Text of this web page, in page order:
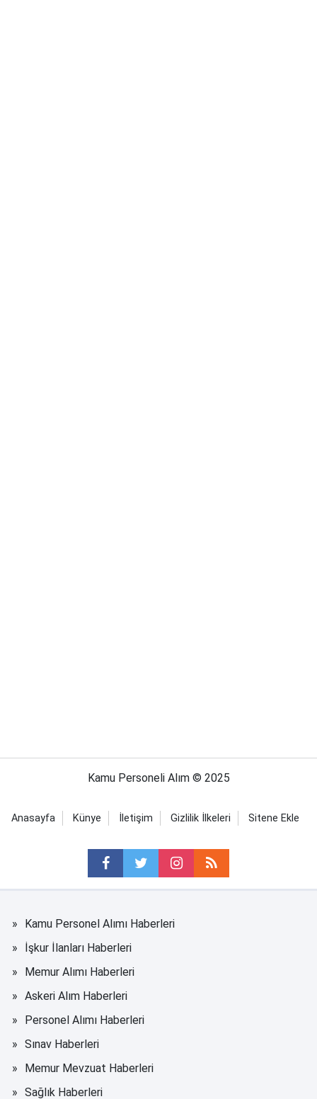
Kamu Personeli Alım © 2025
Anasayfa Künye İletişim Gizlilik İlkeleri Sitene Ekle
Kamu Personel Alımı Haberleri
İşkur İlanları Haberleri
Memur Alımı Haberleri
Askeri Alım Haberleri
Personel Alımı Haberleri
Sınav Haberleri
Memur Mevzuat Haberleri
Sağlık Haberleri